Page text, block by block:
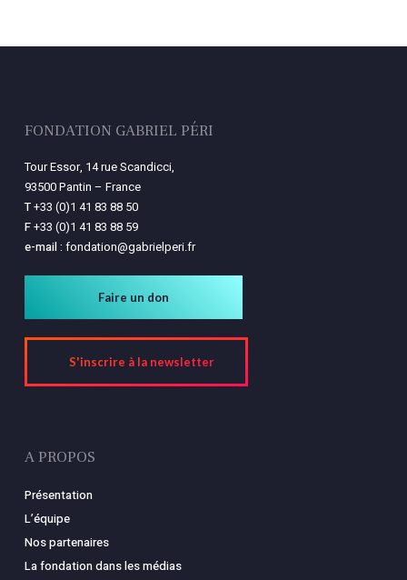
FONDATION GABRIEL PÉRI
Tour Essor, 14 rue Scandicci,
93500 Pantin – France
T+33 (0)1 41 83 88 50
F+33 (0)1 41 83 88 59
e-mail : fondation@gabrielperi.fr
Faire un don
S'inscrire à la newsletter
A PROPOS
Présentation
L’équipe
Nos partenaires
La fondation dans les médias